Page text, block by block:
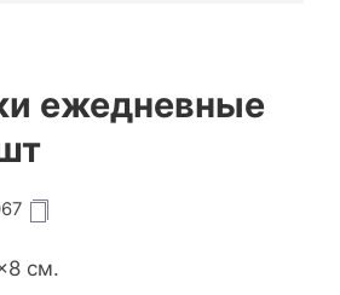
ежедневные
см.